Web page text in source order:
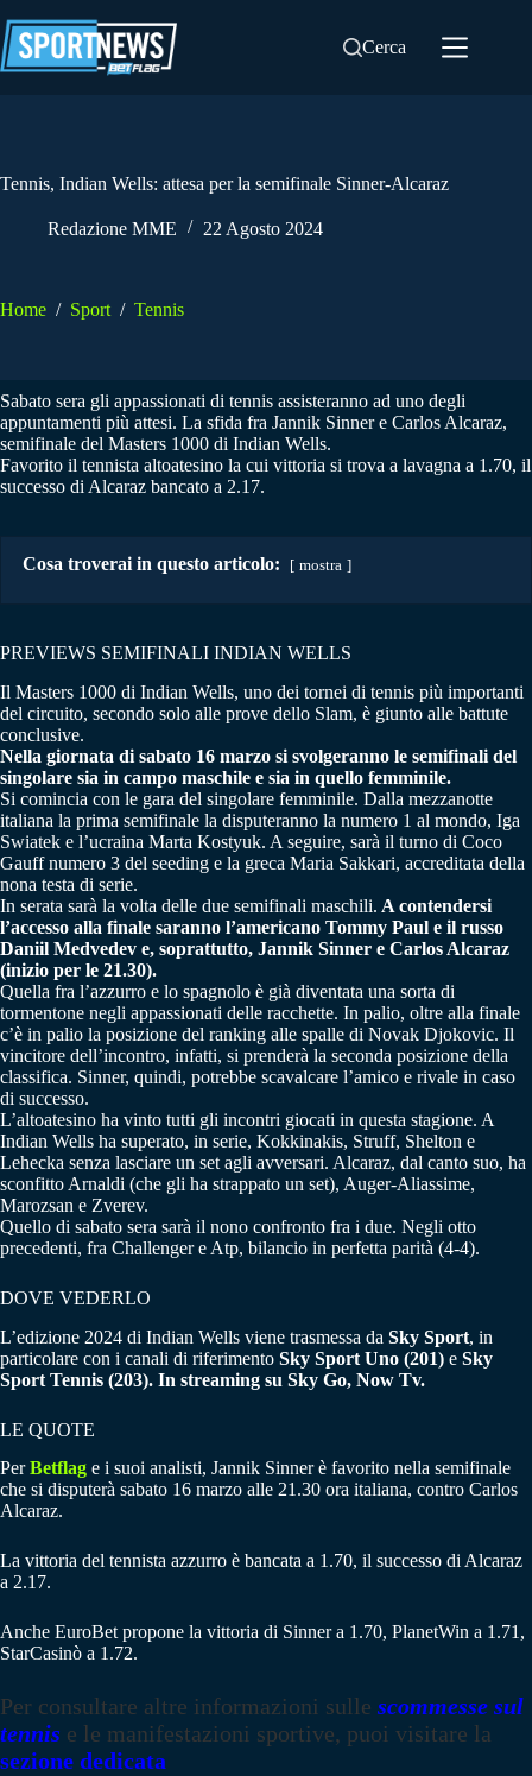
al
contenuto
Cerca
Tennis, Indian Wells: attesa per la semifinale Sinner-Alcaraz
Redazione MME 22 Agosto 2024
Home / Sport / Tennis
Sabato sera gli appassionati di tennis assisteranno ad uno degli
appuntamenti più attesi. La sfida fra Jannik Sinner e Carlos Alcaraz,
semifinale del Masters 1000 di Indian Wells.
Favorito il tennista altoatesino la cui vittoria si trova a lavagna a 1.70, il
successo di Alcaraz bancato a 2.17.
Cosa troverai in questo articolo: mostra
PREVIEWS SEMIFINALI INDIAN WELLS
Il Masters 1000 di Indian Wells, uno dei tornei di tennis più importanti
del circuito, secondo solo alle prove dello Slam, è giunto alle battute
conclusive.
Nella giornata di sabato 16 marzo si svolgeranno le semifinali del
singolare sia in campo maschile e sia in quello femminile.
Si comincia con le gara del singolare femminile. Dalla mezzanotte
italiana la prima semifinale la disputeranno la numero 1 al mondo, Iga
Swiatek e l’ucraina Marta Kostyuk. A seguire, sarà il turno di Coco
Gauff numero 3 del seeding e la greca Maria Sakkari, accreditata della
nona testa di serie.
In serata sarà la volta delle due semifinali maschili. A contendersi
l’accesso alla finale saranno l’americano Tommy Paul e il russo
Daniil Medvedev e, soprattutto, Jannik Sinner e Carlos Alcaraz
(inizio per le 21.30).
Quella fra l’azzurro e lo spagnolo è già diventata una sorta di
tormentone negli appassionati delle racchette. In palio, oltre alla finale
c’è in palio la posizione del ranking alle spalle di Novak Djokovic. Il
vincitore dell’incontro, infatti, si prenderà la seconda posizione della
classifica. Sinner, quindi, potrebbe scavalcare l’amico e rivale in caso
di successo.
L’altoatesino ha vinto tutti gli incontri giocati in questa stagione. A
Indian Wells ha superato, in serie, Kokkinakis, Struff, Shelton e
Lehecka senza lasciare un set agli avversari. Alcaraz, dal canto suo, ha
sconfitto Arnaldi (che gli ha strappato un set), Auger-Aliassime,
Marozsan e Zverev.
Quello di sabato sera sarà il nono confronto fra i due. Negli otto
precedenti, fra Challenger e Atp, bilancio in perfetta parità (4-4).
DOVE VEDERLO
L’edizione 2024 di Indian Wells viene trasmessa da Sky Sport, in
particolare con i canali di riferimento Sky Sport Uno (201) e Sky
Sport Tennis (203). In streaming su Sky Go, Now Tv.
LE QUOTE
PerBetflag e i suoi analisti, Jannik Sinner è favorito nella semifinale
che si disputerà sabato 16 marzo alle 21.30 ora italiana, contro Carlos
Alcaraz.
La vittoria del tennista azzurro è bancata a 1.70, il successo di Alcaraz
a 2.17.
Anche EuroBet propone la vittoria di Sinner a 1.70, PlanetWin a 1.71,
StarCasinò a 1.72.
Per consultare altre informazioni sulle scommesse sul
tennis e le manifestazioni sportive, puoi visitare la
sezione dedicata